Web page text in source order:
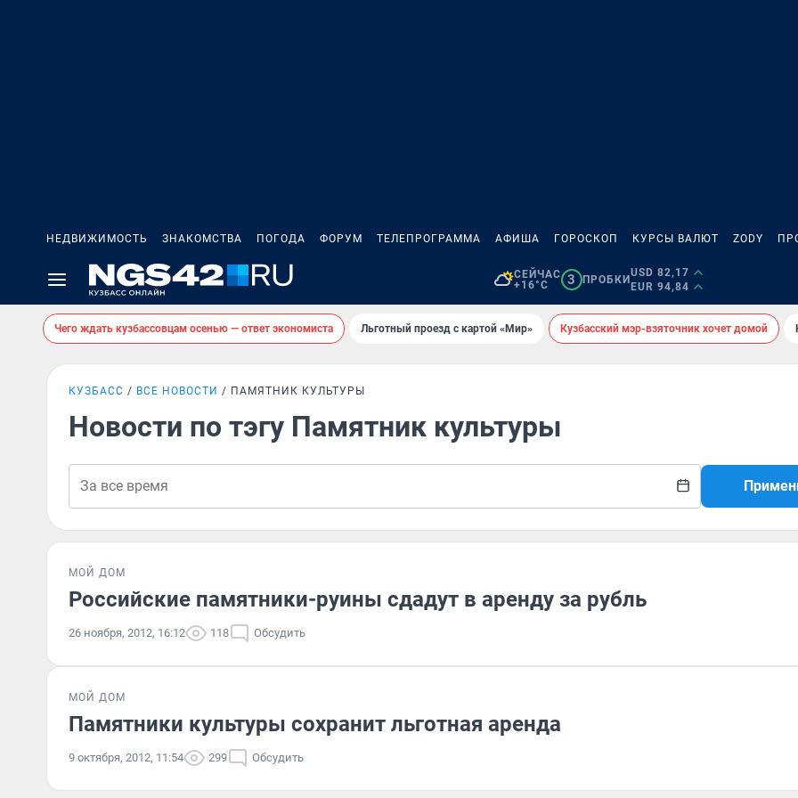
НЕДВИЖИМОСТЬ ЗНАКОМСТВА ПОГОДА ФОРУМ ТЕЛЕПРОГРАММА АФИША ГОРОСКОП КУРСЫ ВАЛЮТ ZODY
СЕЙЧАС
+16°C
3 ПРОБКИ
USD 82,17
EUR 94,84
Чего ждать кузбассовцам осенью — ответ экономиста Льготный проезд с картой «Мир» Кузбасский мэр-взяточник хочет домой
КУЗБАСС ВСЕ НОВОСТИ ПАМЯТНИК КУЛЬТУРЫ
Новости по тэгу Памятник культуры
МОЙ ДОМ
Российские памятники-руины сдадут в аренду за рубль
26 ноября, 2012, 16:12 118 Обсудить
МОЙ ДОМ
Памятники культуры сохранит льготная аренда
9 октября, 2012, 11:54 299 Обсудить